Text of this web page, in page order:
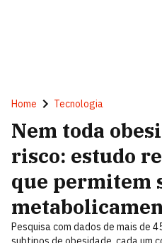
Home Tecnologia
Nem toda
risco: estudo
que permitem
Pesquisa com dados de mais de